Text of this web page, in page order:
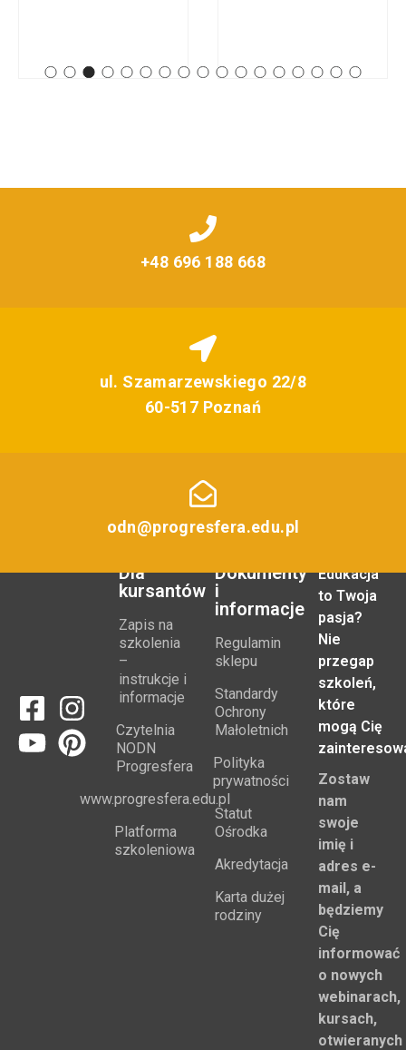
+48 696 188 668
ul. Szamarzewskiego 22/8
60-517 Poznań
odn@progresfera.edu.pl
Dla
kursantów
Zapis na
szkolenia
–
instrukcje i
informacje
Czytelnia
NODN
Progresfera
www.progresfera.edu.pl
Platforma
szkoleniowa
Dokumenty
i
informacje
Regulamin
sklepu
Standardy
Ochrony
Małoletnich
Polityka
prywatności
Statut
Ośrodka
Akredytacja
Karta dużej
rodziny
Edukacja
to Twoja
pasja?
Nie
przegap
szkoleń,
które
mogą Cię
Zostaw
nam
swoje
imię i
adres e-
mail, a
będziemy
Cię
informować
o nowych
webinarach,
kursach,
otwieranych